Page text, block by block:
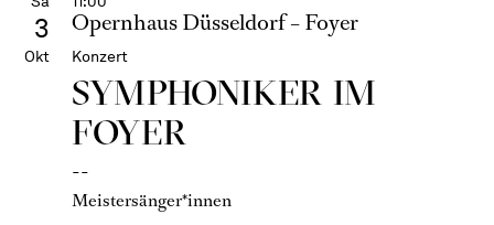
3
Okt
Opernhaus Düsseldorf – Foyer
Konzert
SYMPHONIKER IM
FOYER
--
Meistersänger*innen